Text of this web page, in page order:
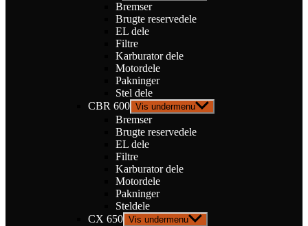
Bremser
Brugte reservedele
EL dele
Filtre
Karburator dele
Motordele
Pakninger
Stel dele
CBR 600 Vis undermenu
Bremser
Brugte reservedele
EL dele
Filtre
Karburator dele
Motordele
Pakninger
Steldele
CX 650 Vis undermenu